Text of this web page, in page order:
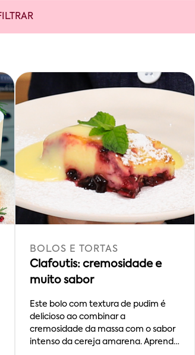
BOLOS E TORTAS
Clafoutis: cremosidade e
muito sabor
Este bolo com textura de pudim é
delicioso ao combinar a
cremosidade da massa com o sabor
intenso da cereja amarena. Aprenda